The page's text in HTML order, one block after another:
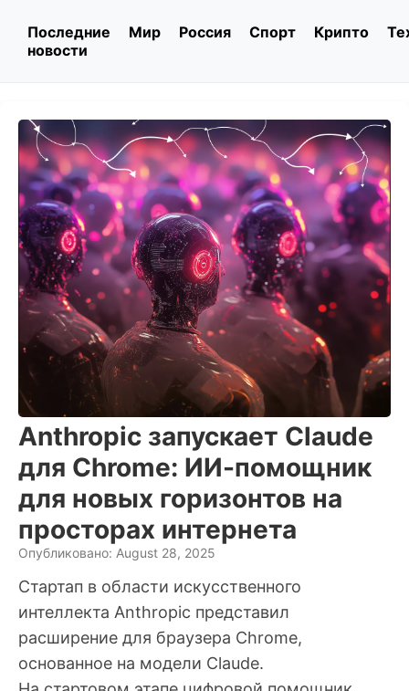
Последние
новости
Мир Россия Спорт Крипто
Anthropic запускает Claude
для Chrome: ИИ-помощник
для новых горизонтов на
просторах интернета
Опубликовано: August 28, 2025
Стартап в области искусственного
интеллекта Anthropic представил
расширение для браузера Chrome,
основанное на модели Claude.